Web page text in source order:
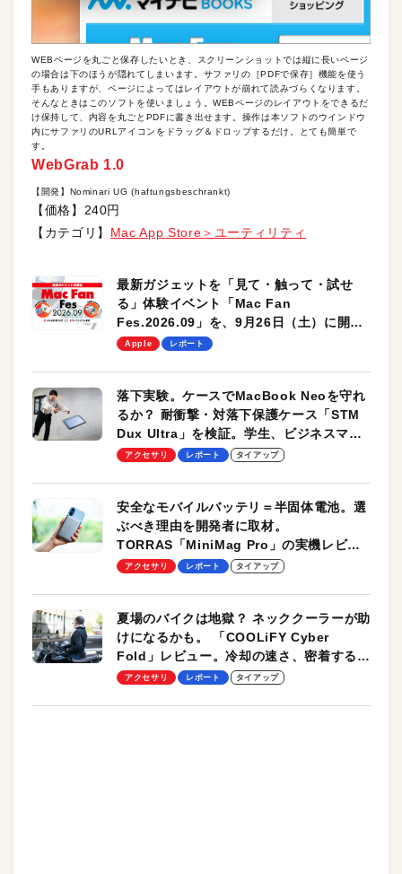
WEBページを丸ごと保存したいとき、スクリーンショットでは縦に長いページ
の場合は下のほうが隠れてしまいます。サファリの［PDFで保存］機能を使う
手もありますが、ページによってはレイアウトが崩れて読みづらくなります。
そんなときはこのソフトを使いましょう。WEBページのレイアウトをできるだ
け保持して、内容を丸ごとPDFに書き出せます。操作は本ソフトのウインドウ
内にサファリのURLアイコンをドラッグ＆ドロップするだけ。とても簡単で
す。
WebGrab 1.0
【開発】Nominari UG (haftungsbeschrankt)
【価格】240円
【カテゴリ】 Mac App Store＞ユーティリティ
最新ガジェットを「見て・触って・試せ
る」体験イベント「Mac Fan
Fes.2026.09」を、9月26日（土）に開催
します！
Apple レポート
落下実験。ケースでMacBook Neoを守れ
るか？ 耐衝撃・対落下保護ケース「STM
Dux Ultra」を検証。学生、ビジネスマン
のモバイルユースに最適！
アクセサリ レポート タイアップ
安全なモバイルバッテリ＝半固体電池。選
ぶべき理由を開発者に取材。
TORRAS「MiniMag Pro」の実機レビュ
ーも
アクセサリ レポート タイアップ
夏場のバイクは地獄？ ネッククーラーが助
けになるかも。 「COOLiFY Cyber
Fold」レビュー。冷却の速さ、密着する冷
却プレート、シンプルな操作性がグッド！
アクセサリ レポート タイアップ